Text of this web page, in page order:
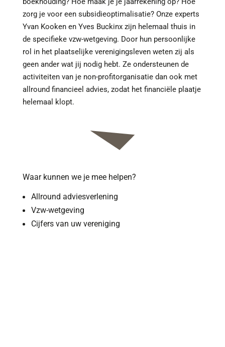
zorg je voor een subsidieoptimalisatie? Onze experts
Yvan Kooken en Yves Buckinx zijn helemaal thuis in
de specifieke vzw-wetgeving. Door hun persoonlijke
rol in het plaatselijke verenigingsleven weten zij als
geen ander wat jij nodig hebt. Ze ondersteunen de
activiteiten van je non-profitorganisatie dan ook met
allround financieel advies, zodat het financiële plaatje
helemaal klopt.
Waar kunnen we je mee helpen?
Allround adviesverlening
Vzw-wetgeving
Cijfers van uw vereniging